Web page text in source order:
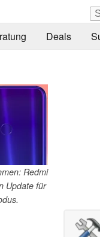
Deals
Redmi
Update für